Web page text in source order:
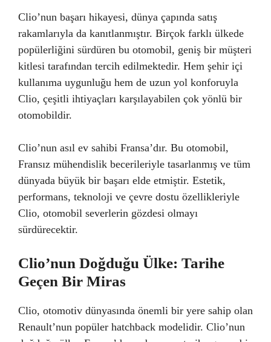
Clio’nun başarı hikayesi, dünya çapında satış
rakamlarıyla da kanıtlanmıştır. Birçok farklı ülkede
popülerliğini sürdüren bu otomobil, geniş bir müşteri
kitlesi tarafından tercih edilmektedir. Hem şehir içi
kullanıma uygunluğu hem de uzun yol konforuyla
Clio, çeşitli ihtiyaçları karşılayabilen çok yönlü bir
otomobildir.
Clio’nun asıl ev sahibi Fransa’dır. Bu otomobil,
Fransız mühendislik becerileriyle tasarlanmış ve tüm
dünyada büyük bir başarı elde etmiştir. Estetik,
performans, teknoloji ve çevre dostu özellikleriyle
Clio, otomobil severlerin gözdesi olmayı
sürdürecektir.
Clio’nun Doğduğu Ülke: Tarihe
Geçen Bir Miras
Clio, otomotiv dünyasında önemli bir yere sahip olan
Renault’nun popüler hatchback modelidir. Clio’nun